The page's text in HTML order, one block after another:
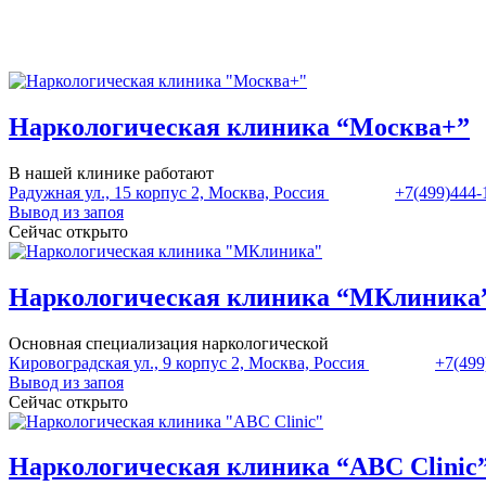
Наркологическая клиника “Москва+”
В нашей клинике работают
Радужная ул., 15 корпус 2, Москва, Россия
+7(499)444-
Вывод из запоя
Сейчас открыто
Наркологическая клиника
Основная специализация наркологической
Кировоградская ул., 9 корпус 2, Москва, Россия
Вывод из запоя
Сейчас открыто
Наркологическая клиника “ABC